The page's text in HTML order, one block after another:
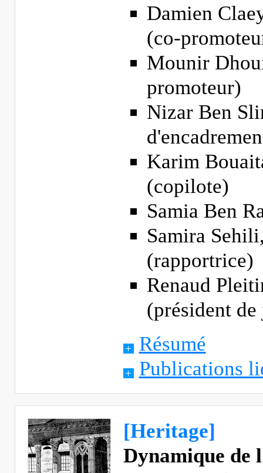
Damien
(co-
Mounir
promoteur)
Nizar Ben
Karim
(copilote)
Samia Ben
Samira
(rapportrice)
Renaud
(président
Résumé
Publications
[Heritage]
Dynamique de